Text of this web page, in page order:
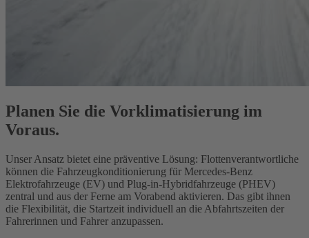
Planen Sie die Vorklimatisierung im
Voraus.
Unser Ansatz bietet eine präventive Lösung: Flottenverantwortliche
können die Fahrzeugkonditionierung für Mercedes-Benz
Elektrofahrzeuge (EV) und Plug-in-Hybridfahrzeuge (PHEV)
zentral und aus der Ferne am Vorabend aktivieren. Das gibt ihnen
die Flexibilität, die Startzeit individuell an die Abfahrtszeiten der
Fahrerinnen und Fahrer anzupassen.